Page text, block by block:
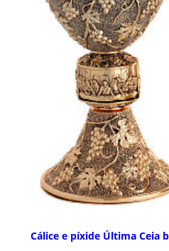
Cálice e píxide Última Ceia